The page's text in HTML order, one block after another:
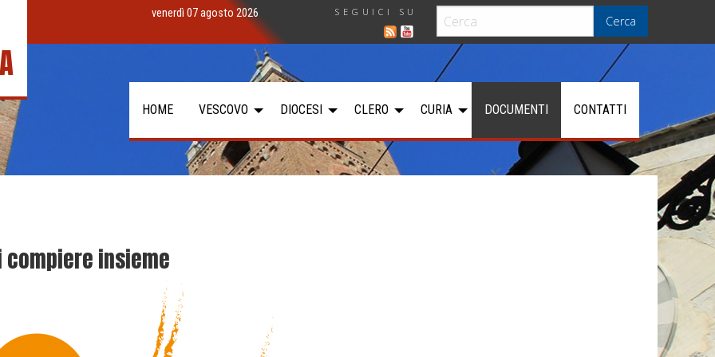
Cerca
SEGUICI SU
venerdì 07 agosto 2026
HOME VESCOVO DIOCESI CLERO CURIA DOCUMENTI CONTATTI
compiere insieme